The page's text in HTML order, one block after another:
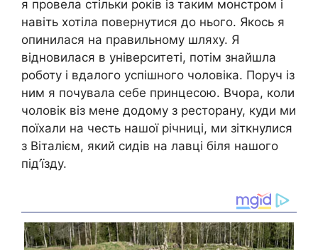
я провела стільки років із таким монстром і
навіть хотіла повернутися до нього. Якось я
опинилася на правильному шляху. Я
відновилася в університеті, потім знайшла
роботу і вдалого успішного чоловіка. Поруч із
ним я почувала себе принцесою. Вчора, коли
чоловік віз мене додому з ресторану, куди ми
поїхали на честь нашої річниці, ми зіткнулися
з Віталієм, який сидів на лавці біля нашого
під’їзду.